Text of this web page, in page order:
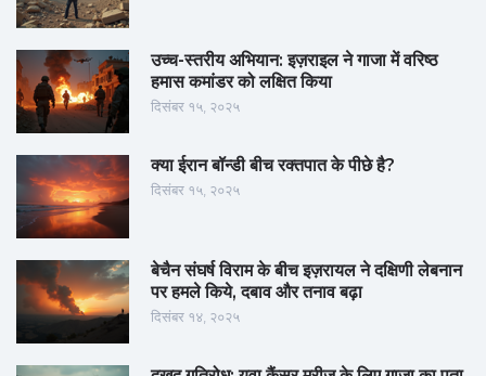
उच्च-स्तरीय अभियान: इज़राइल ने गाजा में वरिष्ठ
हमास कमांडर को लक्षित किया
दिसंबर १५, २०२५
क्या ईरान बॉन्डी बीच रक्तपात के पीछे है?
दिसंबर १५, २०२५
बेचैन संघर्ष विराम के बीच इज़रायल ने दक्षिणी लेबनान
पर हमले किये, दबाव और तनाव बढ़ा
दिसंबर १४, २०२५